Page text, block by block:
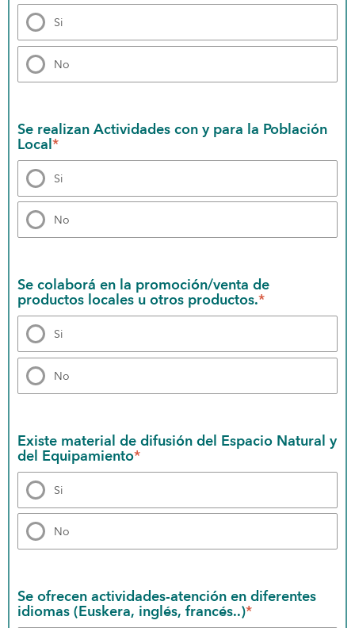
Si
No
Se realizan Actividades con y para la Población
Local *
Si
No
Se colaborá en la promoción/venta de
productos locales u otros productos.*
Si
No
Existe material de difusión del Espacio Natural y
del Equipamiento*
Si
No
Se ofrecen actividades-atención en diferentes
idiomas (Euskera, inglés, francés..)*